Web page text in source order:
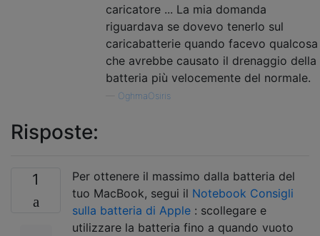
caricatore ... La mia domanda
riguardava se dovevo tenerlo sul
caricabatterie quando facevo qualcosa
che avrebbe causato il drenaggio della
batteria più velocemente del normale.
OghmaOsiris
Risposte:
1
Per ottenere il massimo dalla batteria del
tuo MacBook, segui il Notebook Consigli
sulla batteria di Apple : scollegare e
utilizzare la batteria fino a quando vuoto